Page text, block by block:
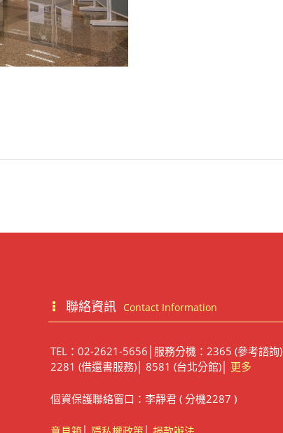
聯絡資訊 Contact Information
TEL：02-2621-5656│服務分機：2365 (參考諮詢)│
2281 (借還書服務)│ 8581 (台北分館)│ 更多
個資保護聯絡窗口：李靜君 ( 分機2287 )